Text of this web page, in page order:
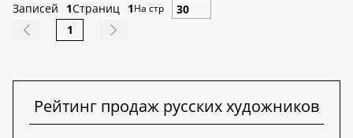
Записей 1Страниц 1На стр
1
Рейтинг продаж русских художников